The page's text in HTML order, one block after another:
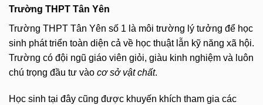
Trường THPT Tân Yên
Trường THPT Tân Yên số 1 là môi trường lý tưởng để học
sinh phát triển toàn diện cả về học thuật lẫn kỹ năng xã hội.
Trường có đội ngũ giáo viên giỏi, giàu kinh nghiệm và luôn
chú trọng đầu tư vào cơ sở vật chất.
Học sinh tại đây cũng được khuyến khích tham gia các